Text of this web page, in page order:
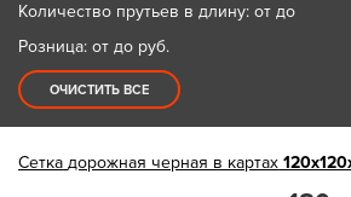
Количество прутьев в длину: от до
Розница: от до руб.
ОЧИСТИТЬ ВСЕ
Сетка дорожная черная в картах